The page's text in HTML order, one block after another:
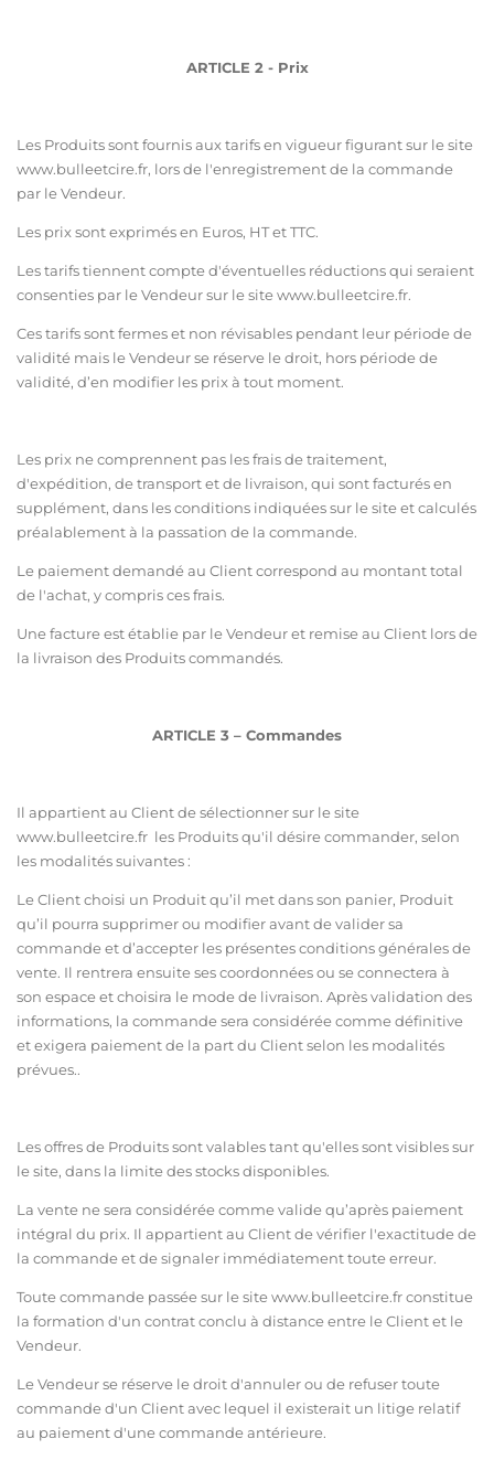
ARTICLE 2 - Prix
Les Produits sont fournis aux tarifs en vigueur figurant sur le site
www.bulleetcire.fr, lors de l'enregistrement de la commande
par le Vendeur.
Les prix sont exprimés en Euros, HT et TTC.
Les tarifs tiennent compte d'éventuelles réductions qui seraient
consenties par le Vendeur sur le site www.bulleetcire.fr.
Ces tarifs sont fermes et non révisables pendant leur période de
validité mais le Vendeur se réserve le droit, hors période de
validité, d’en modifier les prix à tout moment.
Les prix ne comprennent pas les frais de traitement,
d'expédition, de transport et de livraison, qui sont facturés en
supplément, dans les conditions indiquées sur le site et calculés
préalablement à la passation de la commande.
Le paiement demandé au Client correspond au montant total
de l'achat, y compris ces frais.
Une facture est établie par le Vendeur et remise au Client lors de
la livraison des Produits commandés.
ARTICLE 3 – Commandes
Il appartient au Client de sélectionner sur le site
www.bulleetcire.fr les Produits qu'il désire commander, selon
les modalités suivantes :
Le Client choisi un Produit qu’il met dans son panier, Produit
qu’il pourra supprimer ou modifier avant de valider sa
commande et d’accepter les présentes conditions générales de
vente. Il rentrera ensuite ses coordonnées ou se connectera à
son espace et choisira le mode de livraison. Après validation des
informations, la commande sera considérée comme définitive
et exigera paiement de la part du Client selon les modalités
prévues..
Les offres de Produits sont valables tant qu'elles sont visibles sur
le site, dans la limite des stocks disponibles.
La vente ne sera considérée comme valide qu’après paiement
intégral du prix. Il appartient au Client de vérifier l'exactitude de
la commande et de signaler immédiatement toute erreur.
Toute commande passée sur le site www.bulleetcire.frconstitue
la formation d'un contrat conclu à distance entre le Client et le
Vendeur.
Le Vendeur se réserve le droit d'annuler ou de refuser toute
commande d'un Client avec lequel il existerait un litige relatif
au paiement d'une commande antérieure.